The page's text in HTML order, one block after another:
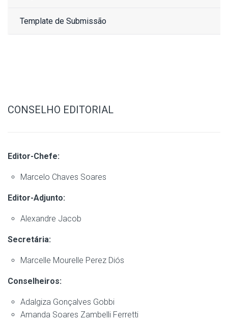
Template de Submissão
CONSELHO EDITORIAL
Editor-Chefe:
Marcelo Chaves Soares
Editor-Adjunto:
Alexandre Jacob
Secretária:
Marcelle Mourelle Perez Diós
Conselheiros:
Adalgiza Gonçalves Gobbi
Amanda Soares Zambelli Ferretti